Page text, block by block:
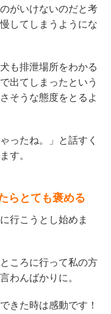
がいけないのだと考
してしまうようにな
も排泄場所をわかる
出てしまったという
そうな態度をとるよ
ったね。」と話すく
す。
らとても褒める
行こうとし始めま
ころに行って私の方
わんばかりに。
きた時は感動です！